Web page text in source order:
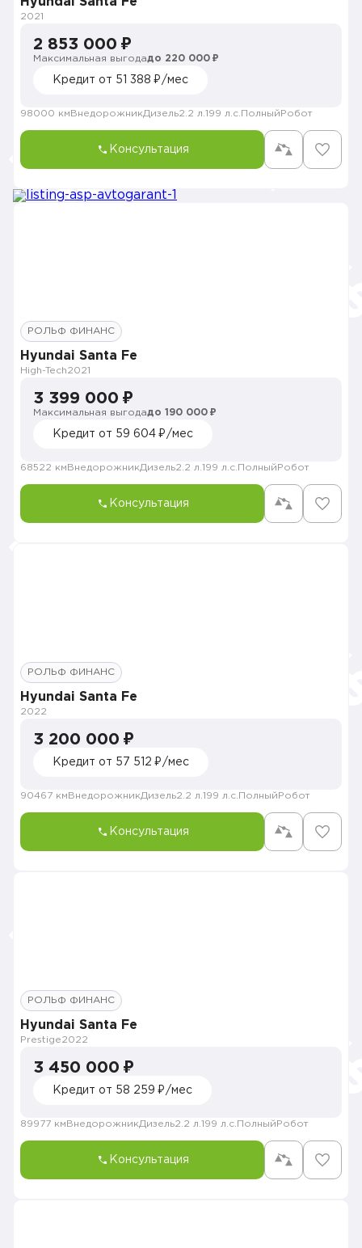
2021
2 853 000 ₽
Максимальная выгодадо 220 000 ₽
Кредит от 51 388 ₽/мес
98000 км ВнедорожникДизель2.2 л. 199 л.с. Полный Робот
Консультация
РОЛЬФ ФИНАНС
Hyundai Santa Fe
High-Tech2021
3 399 000 ₽
Максимальная выгодадо 190 000 ₽
Кредит от 59 604 ₽/мес
68522 км ВнедорожникДизель2.2 л. 199 л.с. Полный Робот
Консультация
РОЛЬФ ФИНАНС
Hyundai Santa Fe
2022
3 200 000 ₽
Кредит от 57 512 ₽/мес
90467 км ВнедорожникДизель2.2 л. 199 л.с. Полный Робот
Консультация
РОЛЬФ ФИНАНС
Hyundai Santa Fe
Prestige2022
3 450 000 ₽
Кредит от 58 259 ₽/мес
89977 км ВнедорожникДизель2.2 л. 199 л.с. Полный Робот
Консультация